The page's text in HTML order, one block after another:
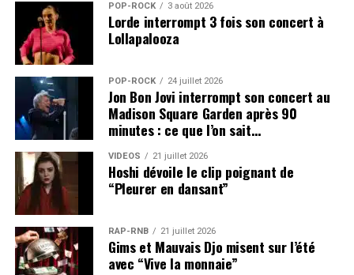
POP-ROCK 3 août 2026
Lorde interrompt 3 fois son concert à
Lollapalooza
POP-ROCK 24 juillet 2026
Jon Bon Jovi interrompt son concert au
Madison Square Garden après 90
minutes : ce que l’on sait…
VIDEOS 21 juillet 2026
Hoshi dévoile le clip poignant de
“Pleurer en dansant”
RAP-RNB 21 juillet 2026
Gims et Mauvais Djo misent sur l’été
avec “Vive la monnaie”